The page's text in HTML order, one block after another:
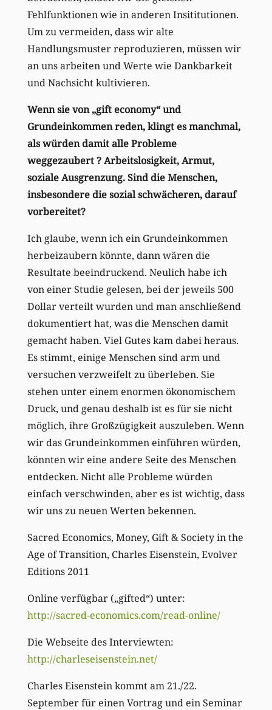
Fehlfunktionen wie in anderen Insititutionen.
Um zu vermeiden, dass wir alte
Handlungsmuster reproduzieren, müssen wir
an uns arbeiten und Werte wie Dankbarkeit
und Nachsicht kultivieren.
Wenn sie von „gift economy“ und
Grundeinkommen reden, klingt es manchmal,
als würden damit alle Probleme
weggezaubert ? Arbeitslosigkeit, Armut,
soziale Ausgrenzung. Sind die Menschen,
insbesondere die sozial schwächeren, darauf
vorbereitet?
Ich glaube, wenn ich ein Grundeinkommen
herbeizaubern könnte, dann wären die
Resultate beeindruckend. Neulich habe ich
von einer Studie gelesen, bei der jeweils 500
Dollar verteilt wurden und man anschließend
dokumentiert hat, was die Menschen damit
gemacht haben. Viel Gutes kam dabei heraus.
Es stimmt, einige Menschen sind arm und
versuchen verzweifelt zu überleben. Sie
stehen unter einem enormen ökonomischem
Druck, und genau deshalb ist es für sie nicht
möglich, ihre Großzügigkeit auszuleben. Wenn
wir das Grundeinkommen einführen würden,
könnten wir eine andere Seite des Menschen
entdecken. Nicht alle Probleme würden
einfach verschwinden, aber es ist wichtig, dass
wir uns zu neuen Werten bekennen.
Sacred Economics, Money, Gift & Society in the
Age of Transition, Charles Eisenstein, Evolver
Editions 2011
Online verfügbar („gifted“) unter:
http://sacred-economics.com/read-online/
Die Webseite des Interviewten:
http://charleseisenstein.net/
Charles Eisenstein kommt am 21./22.
September für einen Vortrag und ein Seminar